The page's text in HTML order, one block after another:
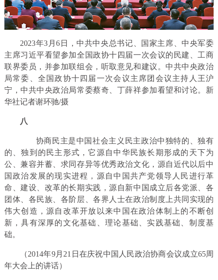
2023年3月6日，中共中央总书记、国家主席、中央军委
主席习近平看望参加全国政协十四届一次会议的民建、工商
联界委员，并参加联组会，听取意见和建议。中共中央政治
局常委、全国政协十四届一次会议主席团会议主持人王沪
宁，中共中央政治局常委蔡奇、丁薛祥参加看望和讨论。新
华社记者谢环驰/摄
八
协商民主是中国社会主义民主政治中独特的、独有
的、独到的民主形式，它源自中华民族长期形成的天下为
公、兼容并蓄、求同存异等优秀政治文化，源自近代以后中
国政治发展的现实进程，源自中国共产党领导人民进行革
命、建设、改革的长期实践，源自新中国成立后各党派、各
团体、各民族、各阶层、各界人士在政治制度上共同实现的
伟大创造，源自改革开放以来中国在政治体制上的不断创
新，具有深厚的文化基础、理论基础、实践基础、制度基
础。
（2014年9月21日在庆祝中国人民政治协商会议成立65周
年大会上的讲话）